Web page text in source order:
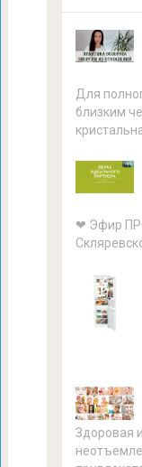
Для
близким
❤ Эфир
Здоровая